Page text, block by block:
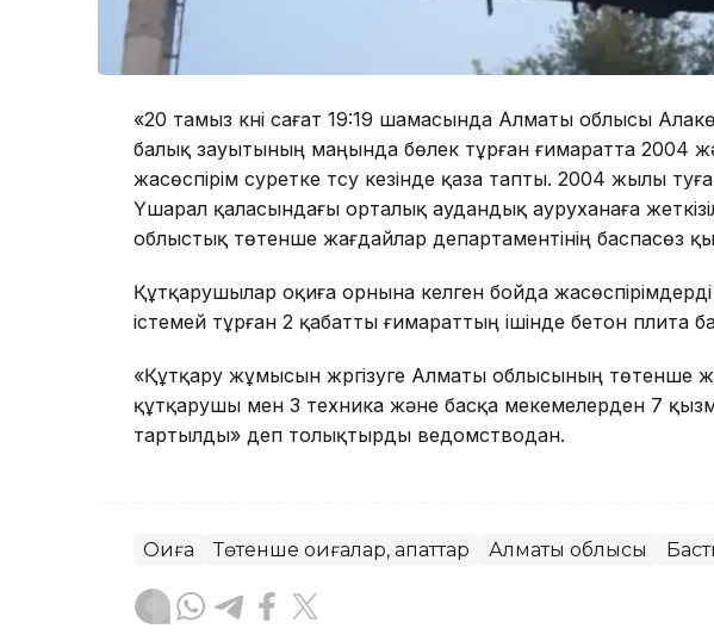
«20 тамыз күні сағат 19:19 шамасында Алматы облысы
балық зауытының маңында бөлек тұрған ғимаратта 2004
жасөспірім суретке түсу кезінде қаза тапты. 2004 жылы
Үшарал қаласындағы орталық аудандық ауруханаға
облыстық төтенше жағдайлар департаментінің баспасөз
Құтқарушылар оқиға орнына келген бойда
істемей тұрған 2 қабатты ғимараттың ішінде бетон плита
«Құтқару жұмысын жүргізуге Алматы облысының төтенше
құтқарушы мен 3 техника және басқа мекемелерден 7
тартылды» деп толықтырды ведомстводан.
Оқиға Төтенше оқиғалар, апаттар Алматы облысы